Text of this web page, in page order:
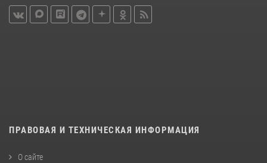
ПРАВОВАЯ И ТЕХНИЧЕСКАЯ ИНФОРМАЦИЯ
О сайте